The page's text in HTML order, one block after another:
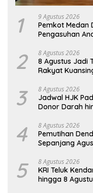
1 9 Agustus 2026
Pemkot Medan
Pengasuhan
2 8 Agustus 2026
8 Agustus Jadi
Rakyat
3 8 Agustus 2026
Jadwal HJK
Donor Darah
4 8 Agustus 2026
Pemutihan
Sepanjang
5 8 Agustus 2026
KRI Teluk
hingga 8